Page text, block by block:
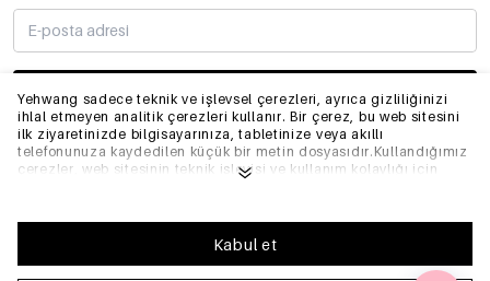
Yehwang sadece teknik ve işlevsel çerezleri, ayrıca gizliliğinizi
ihlal etmeyen analitik çerezleri kullanır. Bir çerez, bu web sitesini
ilk ziyaretinizde bilgisayarınıza, tabletinize veya akıllı
telefonunuza kaydedilen küçük bir metin dosyasıdır.Kullandığımız
çerezler, web sitesinin teknik işleyişi ve kullanım kolaylığı için
etmemize olanak tanır.Yehwang'da iyi bir tarama ve alışveriş
deneyimi yaşamanızı sağlamak için çerezlerin toplanmasını ve
Kabul et
ABONE OLMAK
BILGI